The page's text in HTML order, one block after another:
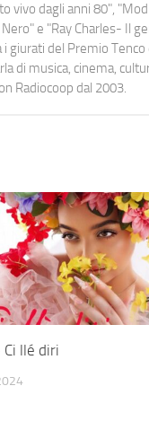
vivo dagli anni 80",
e "Ray Charles- Il
i giurati del Premio
di musica, cinema,
Radiocoop dal 2003.
Ci llé diri